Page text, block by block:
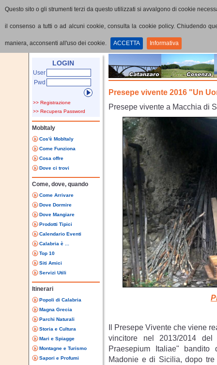
Questo sito o gli strumenti terzi da questo utilizzati si avvalgono di cookie
il consenso a tutti o ad alcuni cookie, consulta la cookie policy. Chiudendo
maniera, acconsenti all'uso dei cookie. ACCETTA Informativa
LOGIN
User
Pwd
>> Registrazione
>> Recupera Password
MobItaly
Cos'è MobItaly
Come Funziona
Cosa offre
Dove ci trovi
Come, dove, quando
Come Arrivare
Dove Dormire
Dove Mangiare
Prodotti Tipici
Calendario Eventi
Calabria è ...
Top 10
Siti Amici
Servizi Utili
Itinerari
Popoli di Calabria
Magna Grecia
Parchi Naturali
Storia e Cultura
Mari e Spiagge
Montagne e Turismo
Sapori e Profumi
Presepe vivente 2016 "Un
Presepe vivente a Macchia di
Il Presepe Vivente che viene
vincitore nel 2013/2014 del
Praesepium Italiae" bandito
Madonie e di Sicilia, dopo tre